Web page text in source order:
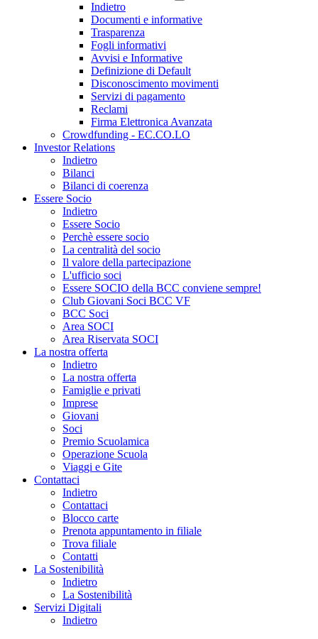
Indietro
Documenti e informative
Trasparenza
Fogli informativi
Avvisi e Informative
Definizione di Default
Disconoscimento movimenti
Servizi di pagamento
Reclami
Firma Elettronica Avanzata
Crowdfunding - EC.CO.LO
Investor Relations
Indietro
Bilanci
Bilanci di coerenza
Essere Socio
Indietro
Essere Socio
Perchè essere socio
La centralità del socio
Il valore della partecipazione
L'ufficio soci
Essere SOCIO della BCC conviene sempre!
Club Giovani Soci BCC VF
BCC Soci
Area SOCI
Area Riservata SOCI
La nostra offerta
Indietro
La nostra offerta
Famiglie e privati
Imprese
Giovani
Soci
Premio Scuolamica
Operazione Scuola
Viaggi e Gite
Contattaci
Indietro
Contattaci
Blocco carte
Prenota appuntamento in filiale
Trova filiale
Contatti
La Sostenibilità
Indietro
La Sostenibilità
Servizi Digitali
Indietro